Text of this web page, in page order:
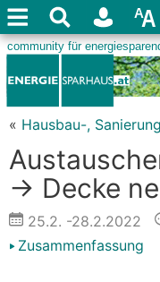
« Hausbau-, Sanierung
-> Decke
25.2. -28.2.2022
Zusammenfassung